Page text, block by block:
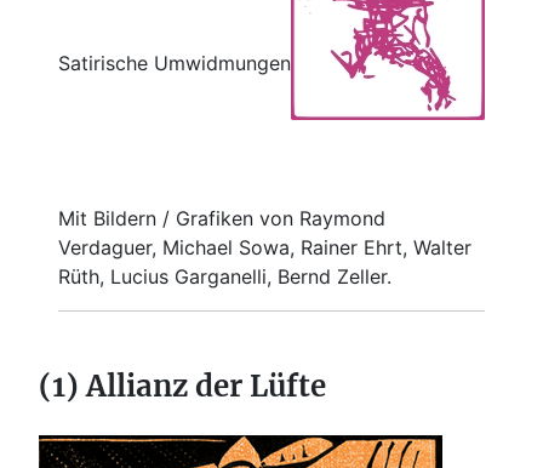
Satirische Umwidmungen
Mit Bildern / Grafiken von Raymond
Verdaguer, Michael Sowa, Rainer Ehrt, Walter
Rüth, Lucius Garganelli, Bernd Zeller.
(1) Allianz der Lüfte